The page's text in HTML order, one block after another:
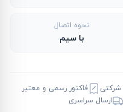
نحوه اتصال
با سیم
فاکتور رسمی و معتبر
ارسال سراسری